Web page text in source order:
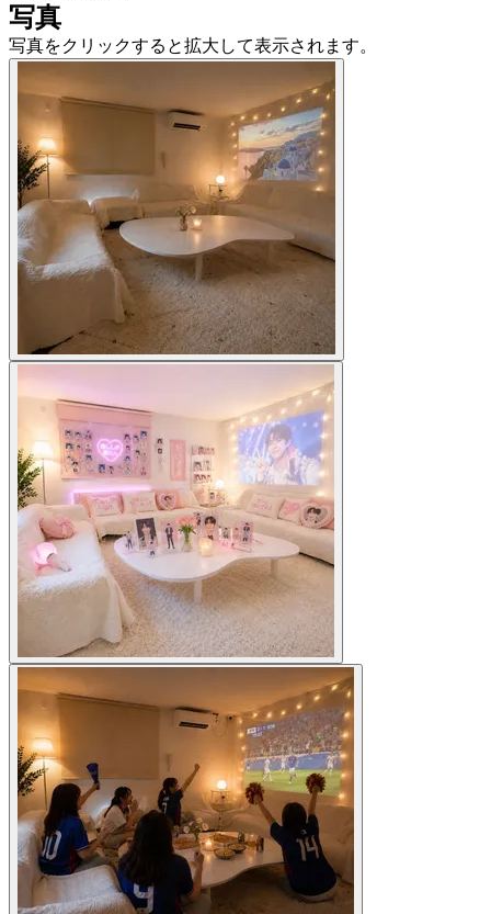
写真
写真をクリックすると拡大して表示されます。